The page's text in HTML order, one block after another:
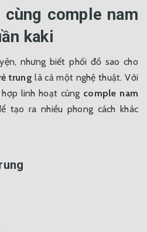
comple nam
kaki
nhưng biết phối đồ sao cho
trung là cả một nghệ thuật. Với
linh hoạt cùng comple nam
tạo ra nhiều phong cách khác